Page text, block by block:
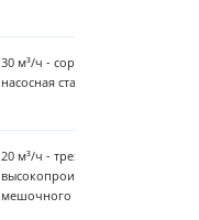
30 м³/ч - сорбционная очистка,
насосная станция второго
20 м³/ч - трехступенчатая
высокопроизводительных
мешочного типа